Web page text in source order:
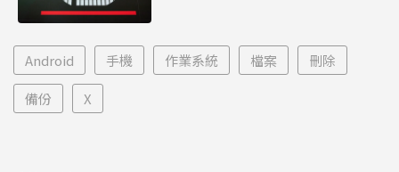
Android 手機 作業系統 檔案 刪除
備份 X